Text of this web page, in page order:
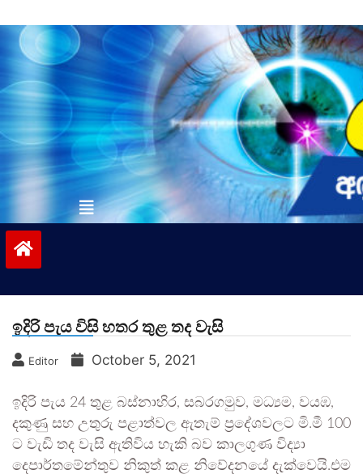
to
contentvinivida.lk
ඉදිරි පැය විසි හතර තුළ තද වැසි
Editor October 5, 2021
ඉදිරි පැය 24 තුළ බස්නාහිර, සබරගමුව, මධ්‍යම, වයඹ,
දකුණු සහ උතුරු පළාත්වල ඇතැම් ප්‍රදේශවලට මි.මී 100
ට වැඩි තද වැසි ඇතිවිය හැකි බව කාලගුණ විද්‍යා
දෙපාර්තමේන්තුව නිකුත් කළ නිවේදනයේ දැක්වෙයි.එම